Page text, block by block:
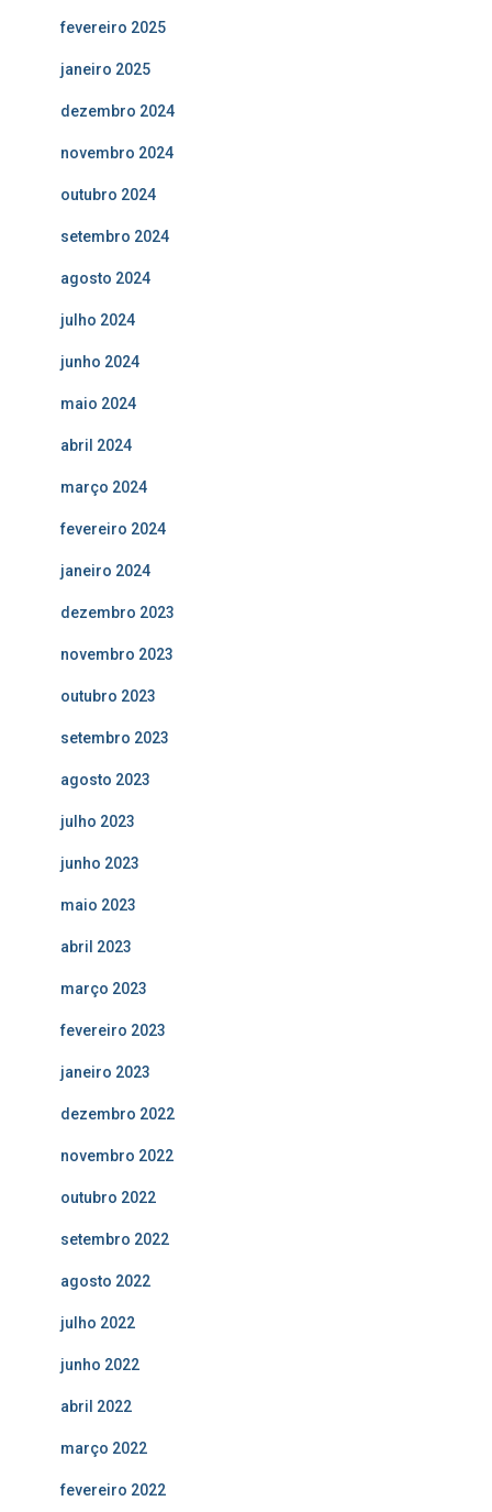
fevereiro 2025
janeiro 2025
dezembro 2024
novembro 2024
outubro 2024
setembro 2024
agosto 2024
julho 2024
junho 2024
maio 2024
abril 2024
março 2024
fevereiro 2024
janeiro 2024
dezembro 2023
novembro 2023
outubro 2023
setembro 2023
agosto 2023
julho 2023
junho 2023
maio 2023
abril 2023
março 2023
fevereiro 2023
janeiro 2023
dezembro 2022
novembro 2022
outubro 2022
setembro 2022
agosto 2022
julho 2022
junho 2022
abril 2022
março 2022
fevereiro 2022